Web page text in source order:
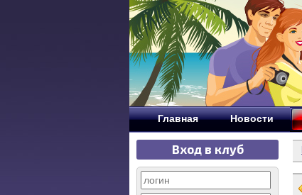
Главная Новости
Вход в клуб